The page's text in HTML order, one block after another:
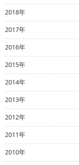
2018年
2017年
2016年
2015年
2014年
2013年
2012年
2011年
2010年